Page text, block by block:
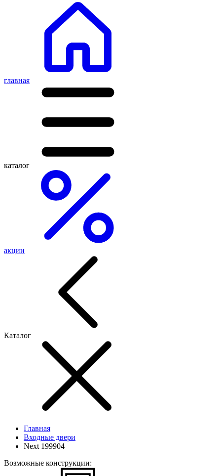
главная
каталог
акции
Каталог
Главная
Входные двери
Next 199904
Возможные конструкции: